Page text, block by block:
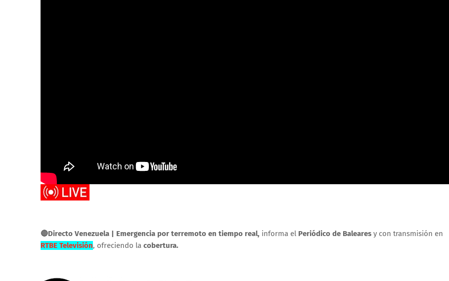
🔴Directo Venezuela | Emergencia por terremoto en tiempo real, informa el Periódico de Baleares y con transmisión en
RTBE Televisión, ofreciendo la cobertura.